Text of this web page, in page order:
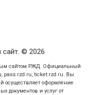
личности пассажира, на
© 2026
сайтом РЖД. Официальный
pass.rzd.ru, ticket.rzd.ru. Вы
осуществляет оформление
документов и услуг от